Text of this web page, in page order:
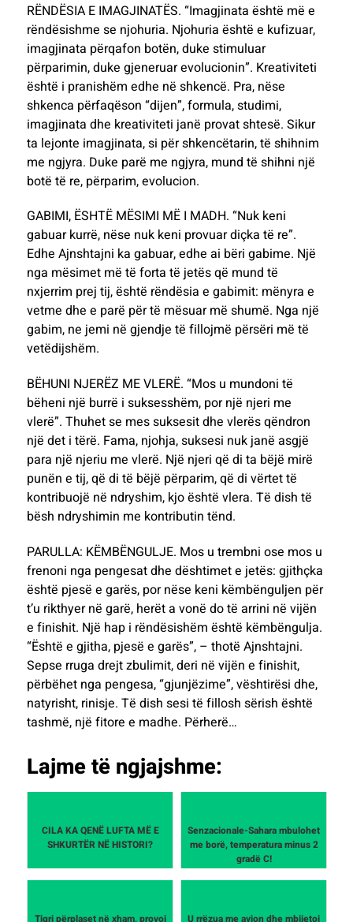
RËNDËSIA E IMAGJINATËS. “Imagjinata është më e
rëndësishme se njohuria. Njohuria është e kufizuar,
imagjinata përqafon botën, duke stimuluar
përparimin, duke gjeneruar evolucionin”. Kreativiteti
është i pranishëm edhe në shkencë. Pra, nëse
shkenca përfaqëson “dijen”, formula, studimi,
imagjinata dhe kreativiteti janë provat shtesë. Sikur
ta lejonte imagjinata, si për shkencëtarin, të shihnim
me ngjyra. Duke parë me ngjyra, mund të shihni një
botë të re, përparim, evolucion.
GABIMI, ËSHTË MËSIMI MË I MADH. “Nuk keni
gabuar kurrë, nëse nuk keni provuar diçka të re”.
Edhe Ajnshtajni ka gabuar, edhe ai bëri gabime. Një
nga mësimet më të forta të jetës që mund të
nxjerrim prej tij, është rëndësia e gabimit: mënyra e
vetme dhe e parë për të mësuar më shumë. Nga një
gabim, ne jemi në gjendje të fillojmë përsëri më të
vetëdijshëm.
BËHUNI NJERËZ ME VLERË. “Mos u mundoni të
bëheni një burrë i suksesshëm, por një njeri me
vlerë”. Thuhet se mes suksesit dhe vlerës qëndron
një det i tërë. Fama, njohja, suksesi nuk janë asgjë
para një njeriu me vlerë. Një njeri që di ta bëjë mirë
punën e tij, që di të bëjë përparim, që di vërtet të
kontribuojë në ndryshim, kjo është vlera. Të dish të
bësh ndryshimin me kontributin tënd.
PARULLA: KËMBËNGULJE. Mos u trembni ose mos u
frenoni nga pengesat dhe dështimet e jetës: gjithçka
është pjesë e garës, por nëse keni këmbënguljen për
t’u rikthyer në garë, herët a vonë do të arrini në vijën
e finishit. Një hap i rëndësishëm është këmbëngulja.
“Është e gjitha, pjesë e garës”, – thotë Ajnshtajni.
Sepse rruga drejt zbulimit, deri në vijën e finishit,
përbëhet nga pengesa, “gjunjëzime”, vështirësi dhe,
natyrisht, rinisje. Të dish sesi të fillosh sërish është
tashmë, një fitore e madhe. Përherë…
Lajme të ngjajshme:
CILA KA QENË LUFTA MË E
SHKURTËR NË HISTORI?
Senzacionale-Sahara mbulohet
me borë, temperatura minus 2
gradë C!
Tigri përplaset në xham, provoi U rrëzua me avion dhe mbijetoi